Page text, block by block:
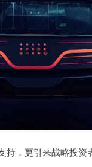
持，更引来战略投资